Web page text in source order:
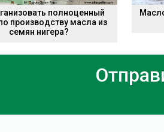
полноценный
производству масла из
семян нигера?